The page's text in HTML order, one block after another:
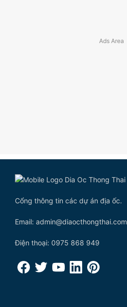
Cổng thông tin các dự án địa ốc.
Email: admin@diaocthongthai.com
Điện thoại: 0975 868 949